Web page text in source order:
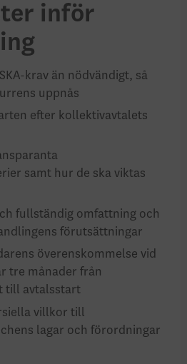
inför
krav än nödvändigt, så
uppnås
efter kollektivavtalets
samt hur de ska viktas
fullständig omfattning och
förutsättningar
överenskommelse vid
tre månader från
till avtalsstart
villkor till
lagar och förordningar